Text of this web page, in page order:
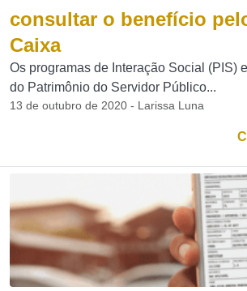
consultar o benefício
Caixa
Os programas de Interação Social (PIS)
do Patrimônio do Servidor Público...
13 de outubro de 2020 - Larissa Luna